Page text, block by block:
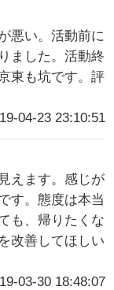
悪い。活動前に
ました。活動終
東も坑です。評
04-23 23:10:51
えます。感じが
す。態度は本当
も、帰りたくな
改善してほしい
03-30 18:48:07